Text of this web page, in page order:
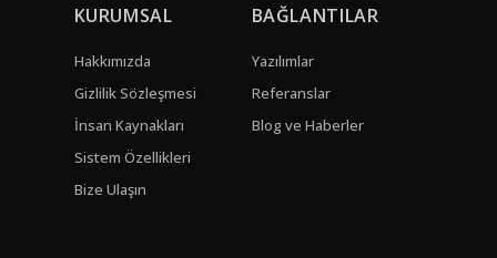
KURUMSAL
Hakkımızda
Gizlilik Sözleşmesi
İnsan Kaynakları
Sistem Özellikleri
Bize Ulaşın
BAĞLANTILAR
Yazılımlar
Referanslar
Blog ve Haberler